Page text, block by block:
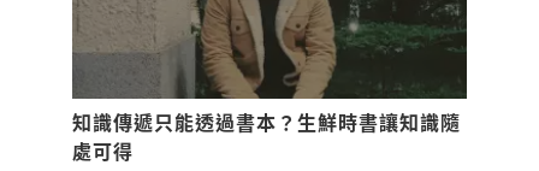
知識傳遞只能透過書本？生鮮時書讓知識隨
處可得